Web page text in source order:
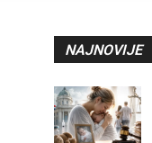
NAJNOVIJE